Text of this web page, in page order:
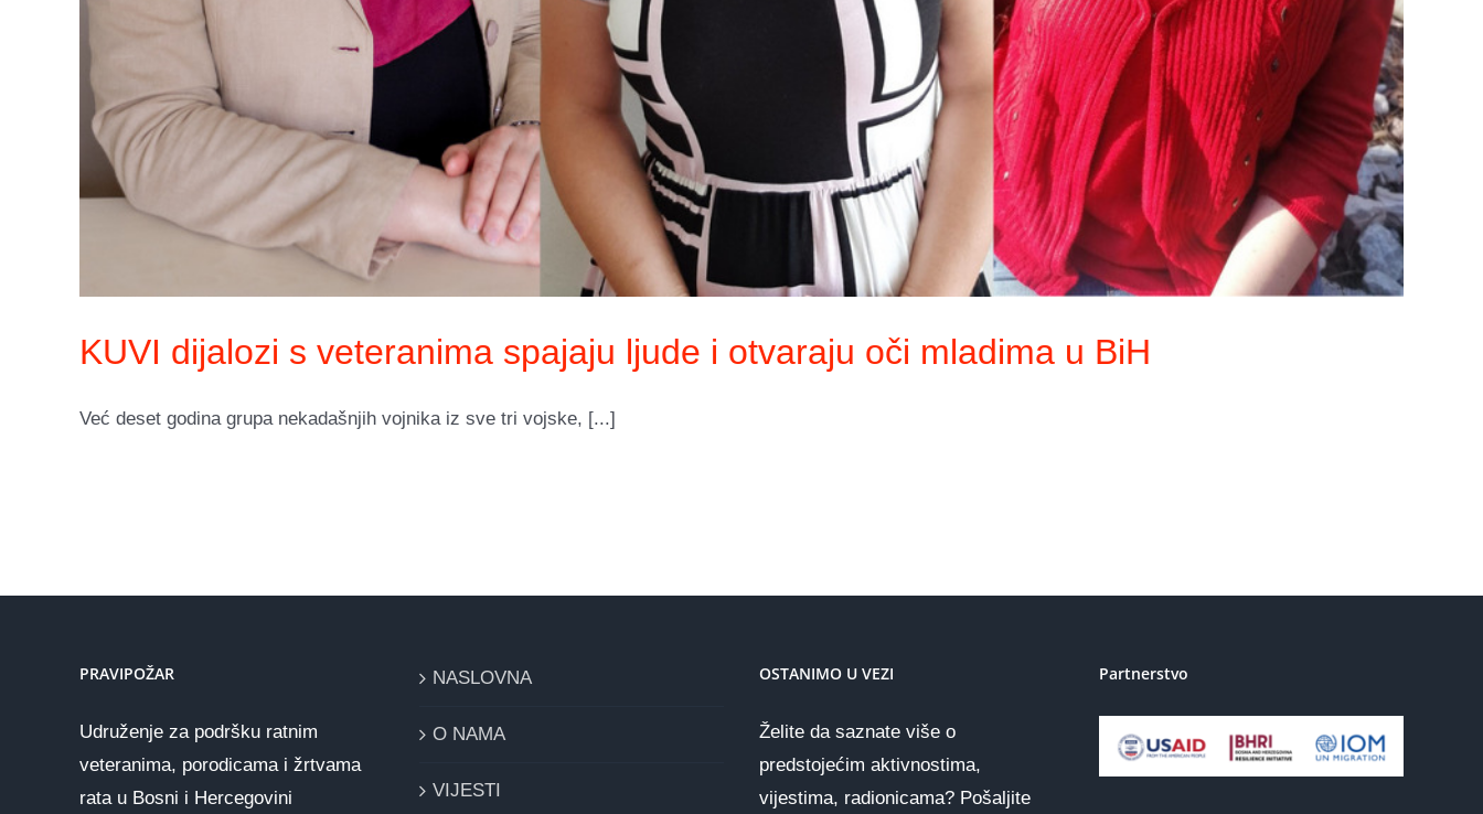
KUVI dijalozi s veteranima spajaju ljude i otvaraju oči mladima u BiH
Već deset godina grupa nekadašnjih vojnika iz sve tri vojske, [...]
PRAVIPOŽAR
Udruženje za podršku ratnim
veteranima, porodicama i žrtvama
rata u Bosni i Hercegovini
NASLOVNA
O NAMA
VIJESTI
OSTANIMO U VEZI
Želite da saznate više o
predstojećim aktivnostima,
vijestima, radionicama? Pošaljite
Partnerstvo